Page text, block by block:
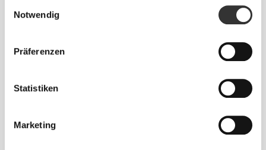
Notwendig
Präferenzen
Statistiken
Marketing